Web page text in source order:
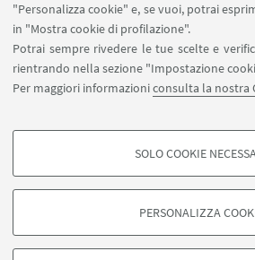
"Personalizza cookie" e, se vuoi, potrai
in "Mostra cookie di profilazione".
Potrai sempre rivedere le tue scelte e
rientrando nella sezione "Impostazione
Per maggiori informazioniconsulta la nostra
COOKIE DI PROFILAZIONE -
degli utenti, creare profili in base al loro
di marketing.
SOLO COOKIE
PERSONALIZZA
Via Irnerio 48 - 40126
+39 051
Seguici su: